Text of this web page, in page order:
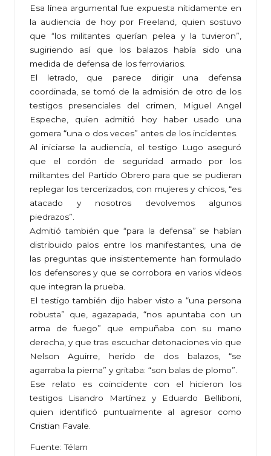
Esa línea argumental fue expuesta nítidamente en
la audiencia de hoy por Freeland, quien sostuvo
que “los militantes querían pelea y la tuvieron”,
sugiriendo así que los balazos había sido una
medida de defensa de los ferroviarios.
El letrado, que parece dirigir una defensa
coordinada, se tomó de la admisión de otro de los
testigos presenciales del crimen, Miguel Angel
Espeche, quien admitió hoy haber usado una
gomera “una o dos veces” antes de los incidentes.
Al iniciarse la audiencia, el testigo Lugo aseguró
que el cordón de seguridad armado por los
militantes del Partido Obrero para que se pudieran
replegar los tercerizados, con mujeres y chicos, “es
atacado y nosotros devolvemos algunos
piedrazos”.
Admitió también que “para la defensa” se habían
distribuido palos entre los manifestantes, una de
las preguntas que insistentemente han formulado
los defensores y que se corrobora en varios videos
que integran la prueba.
El testigo también dijo haber visto a “una persona
robusta” que, agazapada, “nos apuntaba con un
arma de fuego” que empuñaba con su mano
derecha, y que tras escuchar detonaciones vio que
Nelson Aguirre, herido de dos balazos, “se
agarraba la pierna” y gritaba: “son balas de plomo”.
Ese relato es coincidente con el hicieron los
testigos Lisandro Martínez y Eduardo Belliboni,
quien identificó puntualmente al agresor como
Cristian Favale.
Fuente: Télam